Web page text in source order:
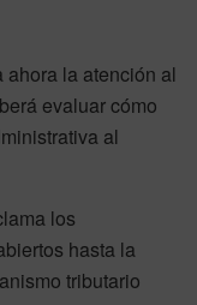
ahora la atención al
evaluar cómo
al
los
hasta la
tributario